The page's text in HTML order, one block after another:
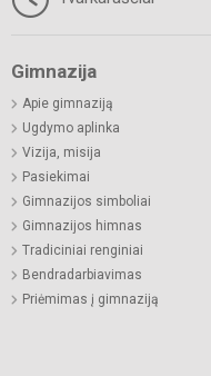
Gimnazija
Apie gimnaziją
Ugdymo aplinka
Vizija, misija
Pasiekimai
Gimnazijos simboliai
Gimnazijos himnas
Tradiciniai renginiai
Bendradarbiavimas
Priėmimas į gimnaziją